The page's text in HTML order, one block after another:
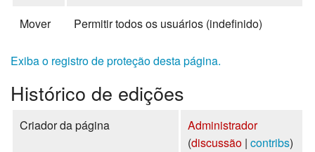
Mover
Permitir todos os usuários (indefinido)
Exiba o registro de proteção desta página.
Histórico de edições
Criador da página
Administrador
(discussão| contribs)